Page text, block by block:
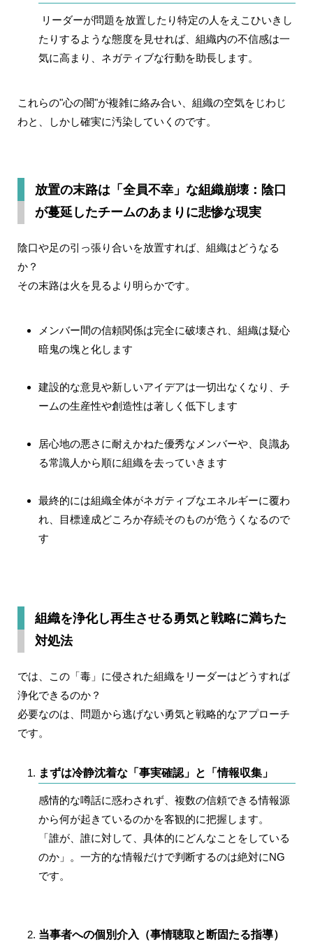
リーダーが問題を放置したり特定の人をえこひいきし
たりするような態度を見せれば、組織内の不信感は一
気に高まり、ネガティブな行動を助長します。
これらの"心の闇"が複雑に絡み合い、組織の空気をじわじ
わと、しかし確実に汚染していくのです。
放置の末路は「全員不幸」な組織崩壊：陰口
が蔓延したチームのあまりに悲惨な現実
陰口や足の引っ張り合いを放置すれば、組織はどうなる
か？
その末路は火を見るより明らかです。
メンバー間の信頼関係は完全に破壊され、組織は疑心
暗鬼の塊と化します
建設的な意見や新しいアイデアは一切出なくなり、チ
ームの生産性や創造性は著しく低下します
居心地の悪さに耐えかねた優秀なメンバーや、良識あ
る常識人から順に組織を去っていきます
最終的には組織全体がネガティブなエネルギーに覆わ
れ、目標達成どころか存続そのものが危うくなるので
す
組織を浄化し再生させる勇気と戦略に満ちた
対処法
では、この「毒」に侵された組織をリーダーはどうすれば
浄化できるのか？
必要なのは、問題から逃げない勇気と戦略的なアプローチ
です。
まずは冷静沈着な「事実確認」と「情報収集」
感情的な噂話に惑わされず、複数の信頼できる情報源
から何が起きているのかを客観的に把握します。
「誰が、誰に対して、具体的にどんなことをしている
のか」。一方的な情報だけで判断するのは絶対にNG
です。
当事者への個別介入（事情聴取と断固たる指導）